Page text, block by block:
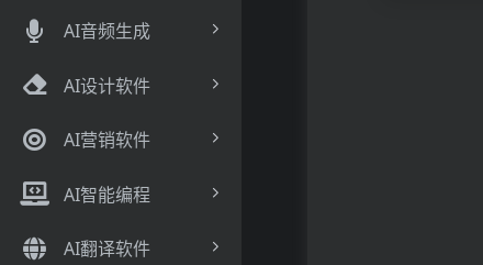
AI音频生成
AI设计软件
AI营销软件
AI智能编程
AI翻译软件